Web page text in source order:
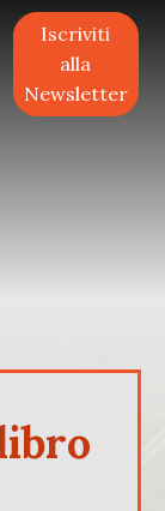
Iscriviti
alla
Newsletter